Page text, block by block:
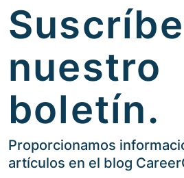
nuestro
boletín.
Proporcionamos
artículos en el blog